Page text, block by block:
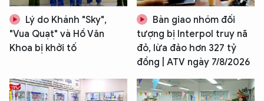
Lý do Khánh "Sky",
"Vua Quạt" và Hồ Văn
Khoa bị khởi tố
Bàn giao nhóm đối
tượng bị Interpol truy nã
đỏ, lừa đảo hơn 327 tỷ
đồng | ATV ngày 7/8/2026